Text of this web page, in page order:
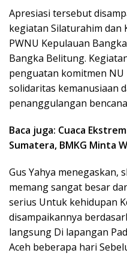
Apresiasi tersebut
kegiatan Silaturahim dan
PWNU Kepulauan
Bangka Belitung.
penguatan komitmen
solidaritas kemanusiaan
penanggulangan
Baca juga: Cuaca
Sumatera, BMKG Minta
Gus Yahya menegaskan,
memang sangat besar
serius Untuk kehidupan
disampaikannya
langsung Di lapangan
Aceh beberapa hari